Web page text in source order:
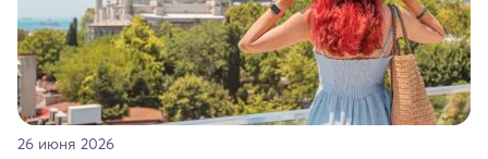
26 июня 2026